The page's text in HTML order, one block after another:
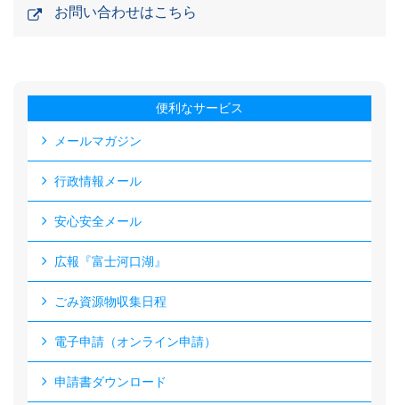
お問い合わせはこちら
便利なサービス
メールマガジン
行政情報メール
安心安全メール
広報『富士河口湖』
ごみ資源物収集日程
電子申請（オンライン申請）
申請書ダウンロード